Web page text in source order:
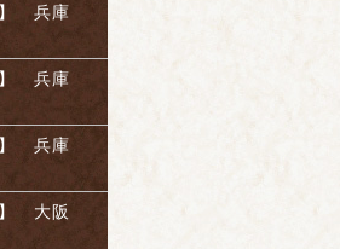
】 兵庫
】 兵庫
】 兵庫
】 大阪